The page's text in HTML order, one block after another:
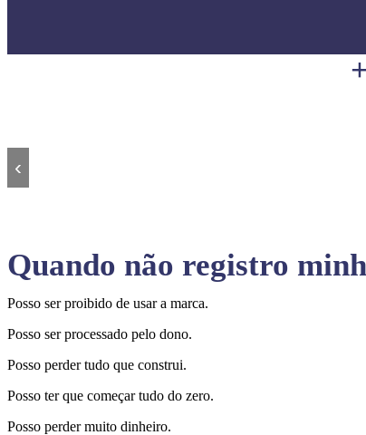
‹
Quando não registro
Posso ser proibido de usar a marca.
Posso ser processado pelo dono.
Posso perder tudo que construi.
Posso ter que começar tudo do zero.
Posso perder muito dinheiro.